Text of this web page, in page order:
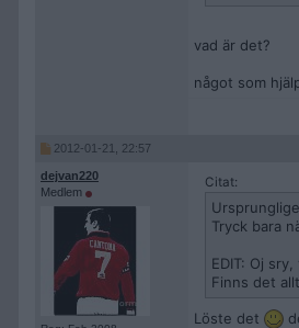
vad är det?
något som
2012-01-21, 22:57
dejvan220
Medlem
Citat:
Tryck bara
EDIT: Oj sry,
Finns det
Löste det